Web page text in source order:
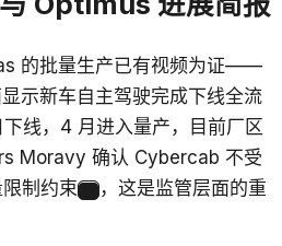
的批量生产已有视频为证——
示新车自主驾驶完成下线全流
线，4 月进入量产，目前厂区
Moravy 确认 Cybercab 不受
制约束
，这是监管层面的重